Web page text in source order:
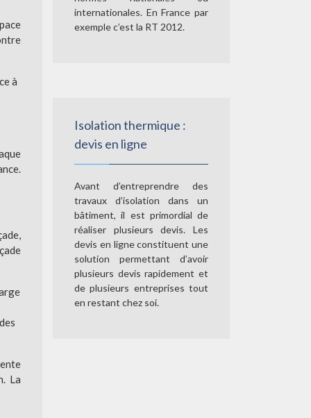
à
La
internationales. En France par
exemple c’est la RT 2012.
Isolation thermique :
devis en ligne
Avant d’entreprendre des
travaux d’isolation dans un
bâtiment, il est primordial de
réaliser plusieurs devis. Les
devis en ligne constituent une
solution permettant d’avoir
plusieurs devis rapidement et
de plusieurs entreprises tout
en restant chez soi.